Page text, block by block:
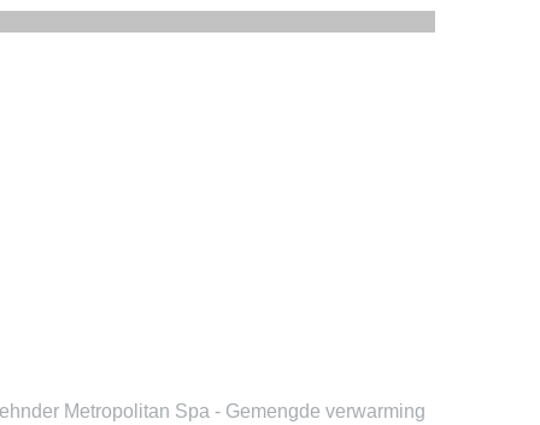
Metropolitan Spa - Gemengde verwarming